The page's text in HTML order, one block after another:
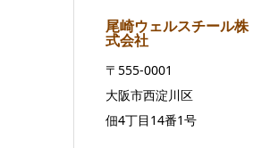
尾崎ウェルスチール株
式会社
〒555-0001
大阪市西淀川区
佃4丁目14番1号